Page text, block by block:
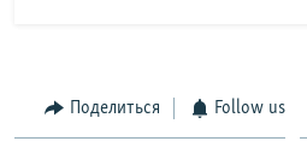
Поделиться Follow us